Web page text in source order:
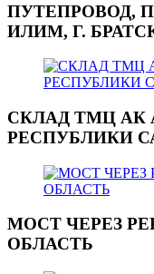
ПУТЕПРОВОД,
ИЛИМ, Г.
СКЛАД ТМЦ АК
РЕСПУБЛИКИ
МОСТ ЧЕРЕЗ
ОБЛАСТЬ